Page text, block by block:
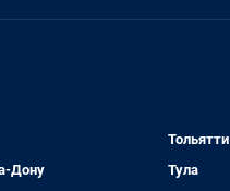
Дону
Тольятти
Тула